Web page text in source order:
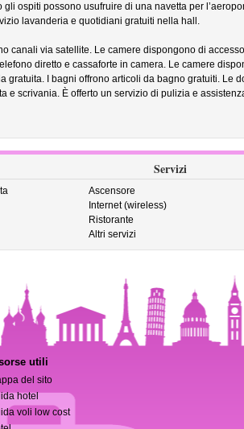
gli ospiti possono usufruire di una navetta per
lavanderia e quotidiani gratuiti nella hall.
canali via satellite. Le camere dispongono di
diretto e cassaforte in camera. Le camere
gratuita. I bagni offrono articoli da bagno gratuiti. Le
e scrivania. È offerto un servizio di pulizia e
Servizi
Ascensore
Internet (wireless)
Ristorante
Altri servizi
utili
del sito
hotel
voli low cost